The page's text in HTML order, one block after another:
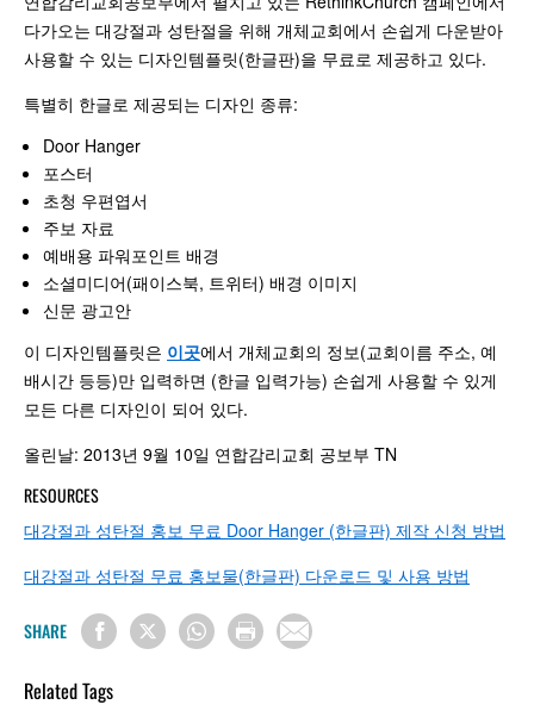
다가오는 대강절과 성탄절을 위해 개체교회에서 손쉽게 다운받아
사용할 수 있는 디자인템플릿(한글판)을 무료로 제공하고 있다.
특별히 한글로 제공되는 디자인 종류:
Door Hanger
포스터
초청 우편엽서
주보 자료
예배용 파워포인트 배경
소셜미디어(패이스북, 트위터) 배경 이미지
신문 광고안
이 디자인템플릿은 이곳에서 개체교회의 정보(교회이름 주소, 예
배시간 등등)만 입력하면 (한글 입력가능) 손쉽게 사용할 수 있게
모든 다른 디자인이 되어 있다.
올린날: 2013년 9월 10일 연합감리교회 공보부 TN
RESOURCES
대강절과 성탄절 홍보 무료 Door Hanger (한글판) 제작 신청 방법
대강절과 성탄절 무료 홍보물(한글판) 다운로드 및 사용 방법
SHARE
Related Tags